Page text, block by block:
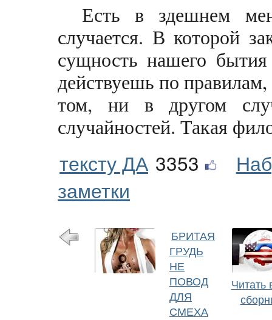
Есть в здешнем
случается. В которой
сущность нашего
действуешь по
том, ни в другом
случайностей. Такая
тексту ДА 3353
заметки
БРИТАЯ
ГРУДЬ
НЕ
ПОВОД
ДЛЯ
СМЕХА
Читать